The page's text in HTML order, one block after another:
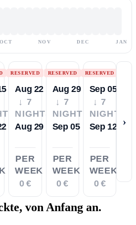
OCT NOV DEC JAN
RESERVED
Aug 22
↓ 7
NIGHTS
Aug 29
PER
WEEK
0 €
RESERVED
Aug 29
↓ 7
NIGHTS
Sep 05
PER
WEEK
0 €
RESERVED
Sep 05
↓ 7
NIGHTS
Sep 12
PER
WEEK
0 €
›
von Anfang an.